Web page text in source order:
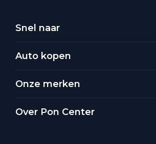
Snel naar
Auto kopen
Onze merken
Over Pon Center